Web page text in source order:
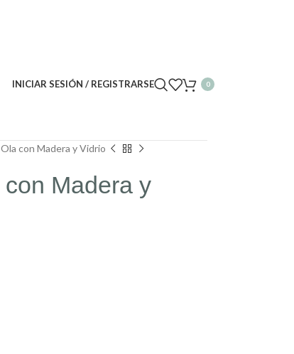
INICIAR SESIÓN / REGISTRARSE 0
con Madera y Vidrio
Madera y